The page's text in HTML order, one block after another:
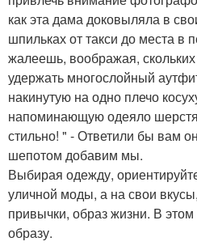
как эта дама доковыляла в
шпильках от такси до места в
жалеешь, воображая,
удержать многослойный
накинутую на одно плечо
напоминающую одеяло
стильно! " - Ответили бы вам
шепотом добавим мы.
Выбирая одежду,
уличной моды, а на свои
привычки, образ жизни. В
образу.